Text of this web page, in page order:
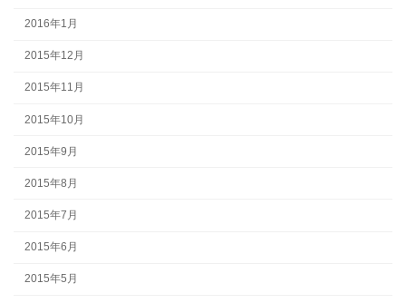
2016年1月
2015年12月
2015年11月
2015年10月
2015年9月
2015年8月
2015年7月
2015年6月
2015年5月